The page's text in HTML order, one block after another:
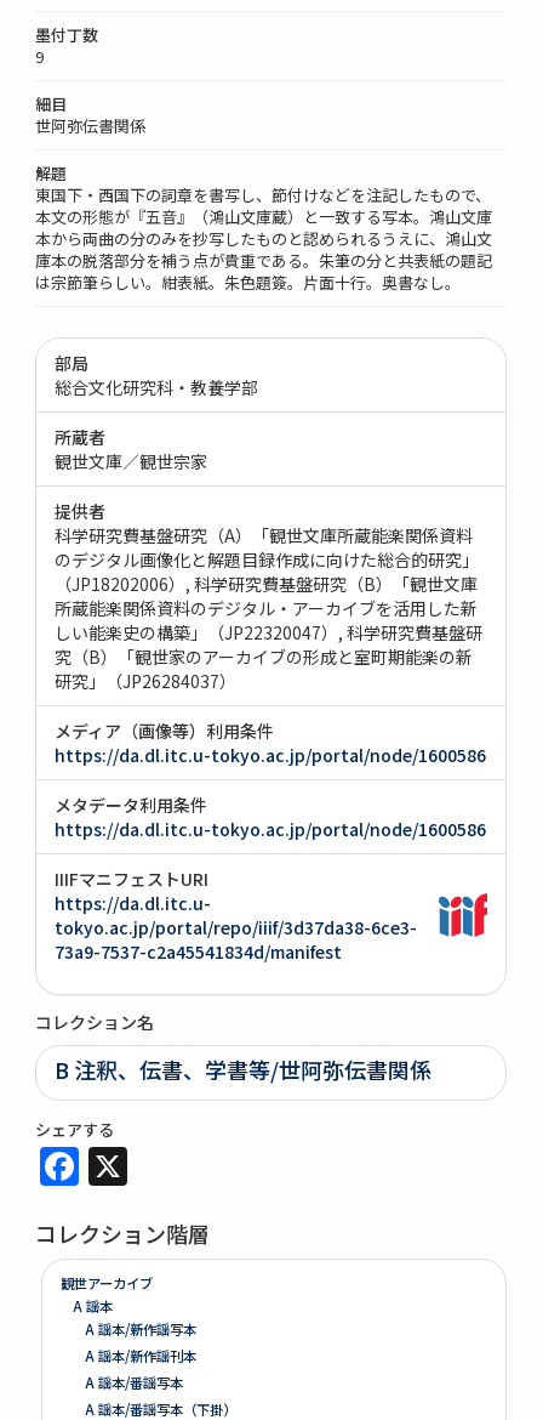
墨付丁数
9
細目
世阿弥伝書関係
解題
東国下・西国下の詞章を書写し、節付けなどを注記したもので、
本文の形態が『五音』（鴻山文庫蔵）と一致する写本。鴻山文庫
本から両曲の分のみを抄写したものと認められるうえに、鴻山文
庫本の脱落部分を補う点が貴重である。朱筆の分と共表紙の題記
は宗節筆らしい。紺表紙。朱色題簽。片面十行。奥書なし。
部局
総合文化研究科・教養学部
所蔵者
観世文庫／観世宗家
提供者
科学研究費基盤研究（A）「観世文庫所蔵能楽関係資料
のデジタル画像化と解題目録作成に向けた総合的研究」
（JP18202006）
科学研究費基盤研究（B）「観世文庫
所蔵能楽関係資料のデジタル・アーカイブを活用した新
しい能楽史の構築」（JP22320047）
科学研究費基盤研
究（B）「観世家のアーカイブの形成と室町期能楽の新
研究」（JP26284037）
メディア（画像等）利用条件
https://da.dl.itc.u-tokyo.ac.jp/portal/node/1600586
メタデータ利用条件
https://da.dl.itc.u-tokyo.ac.jp/portal/node/1600586
IIIFマニフェストURI
https://da.dl.itc.u-
tokyo.ac.jp/portal/repo/iiif/3d37da38-6ce3-
73a9-7537-c2a45541834d/manifest
コレクション名
B 注釈、伝書、学書等/世阿弥伝書関係
シェアする
Facebook
コレクション階層
観世アーカイブ
A 謡本
A 謡本/新作謡写本
A 謡本/新作謡刊本
A 謡本/番謡写本
A 謡本/番謡写本（下掛）